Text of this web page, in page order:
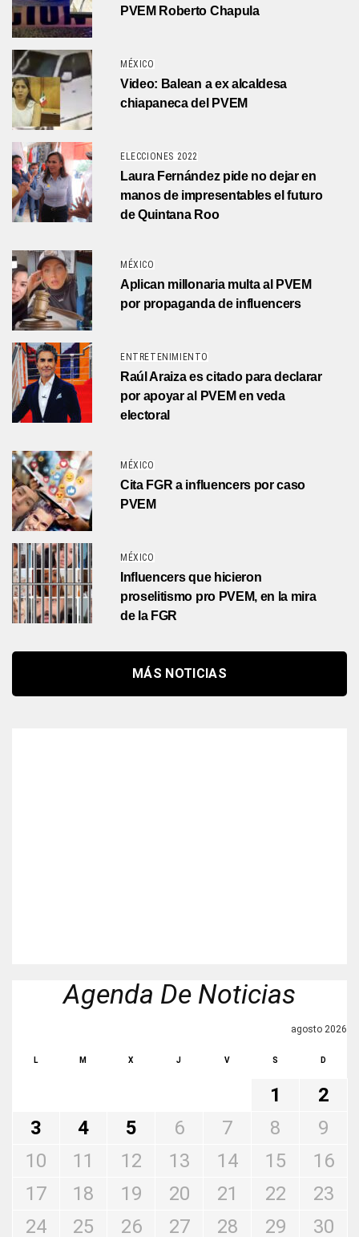
PVEM Roberto Chapula
MÉXICO
Video: Balean a ex alcaldesa
chiapaneca del PVEM
ELECCIONES 2022
Laura Fernández pide no dejar en
manos de impresentables el futuro
de Quintana Roo
MÉXICO
Aplican millonaria multa al PVEM
por propaganda de influencers
ENTRETENIMIENTO
Raúl Araiza es citado para declarar
por apoyar al PVEM en veda
electoral
MÉXICO
Cita FGR a influencers por caso
PVEM
MÉXICO
Influencers que hicieron
proselitismo pro PVEM, en la mira
de la FGR
MÁS NOTICIAS
Agenda De Noticias
agosto 2026
L M X J V S D
1
2
3
4 5 6 7 8
9
10
11 12 13 14 15
16
17
18 19 20 21 22
23
24
25 26 27 28 29 30